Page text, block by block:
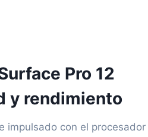
Pro 12
y rendimiento
impulsado con el procesador